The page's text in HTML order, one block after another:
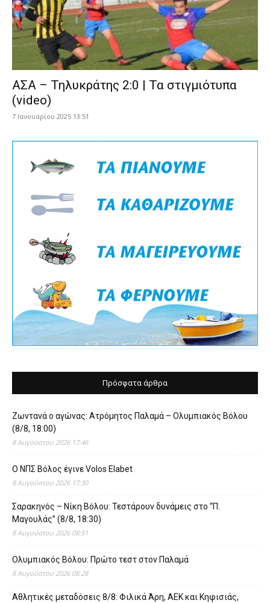
ΑΣΑ – Τηλυκράτης 2:0 | Τα στιγμιότυπα
(video)
7 Ιανουαρίου 2025 13:51
Πρόσφατα άρθρα
Ζωντανά ο αγώνας: Ατρόμητος Παλαμά – Ολυμπιακός Βόλου
(8/8, 18:00)
8 Αυγούστου 2026 17:46
O ΝΠΣ Βόλος έγινε Volos Elabet
8 Αυγούστου 2026 17:30
Σαρακηνός – Νίκη Βόλου: Τεστάρουν δυνάμεις στο “Π.
Μαγουλάς” (8/8, 18:30)
8 Αυγούστου 2026 08:51
Ολυμπιακός Βόλου: Πρώτο τεστ στον Παλαμά
8 Αυγούστου 2026 08:28
Αθλητικές μεταδόσεις 8/8: Φιλικά Άρη, ΑΕΚ και Κηφισιάς,